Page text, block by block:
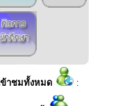
าชมทั้งหมด :